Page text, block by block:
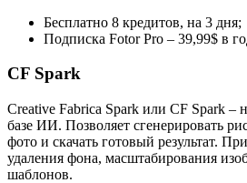
Бесплатно 8 кредитов, на 3 дня;
Подписка Fotor Pro – 39,99$ в
CF Spark
Creative Fabrica Spark или CF Spark –
базе ИИ. Позволяет сгенерировать
фото и скачать готовый результат.
удаления фона, масштабирования
шаблонов.